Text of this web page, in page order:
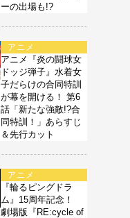
ーの出場も!?
アニメ
アニメ『炎の闘球女
ドッジ弾子』水着女
子だらけの合同特訓
が幕を開ける！ 第6
話「新たな強敵!?合
同特訓！」あらすじ
＆先行カット
アニメ
『輪るピングドラ
ム』15周年記念！
劇場版『RE:cycle of